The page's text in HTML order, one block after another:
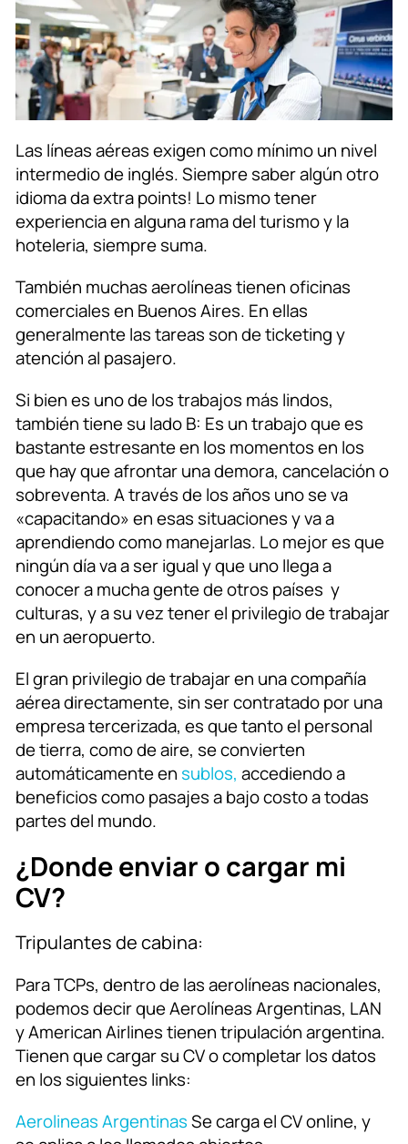
Las líneas aéreas exigen como mínimo un nivel
intermedio de inglés. Siempre saber algún otro
idioma da extra points! Lo mismo tener
experiencia en alguna rama del turismo y la
hoteleria, siempre suma.
También muchas aerolíneas tienen oficinas
comerciales en Buenos Aires. En ellas
generalmente las tareas son de ticketing y
atención al pasajero.
Si bien es uno de los trabajos más lindos,
también tiene su lado B: Es un trabajo que es
bastante estresante en los momentos en los
que hay que afrontar una demora, cancelación o
sobreventa. A través de los años uno se va
«capacitando» en esas situaciones y va a
aprendiendo como manejarlas. Lo mejor es que
ningún día va a ser igual y que uno llega a
conocer a mucha gente de otros países y
culturas, y a su vez tener el privilegio de trabajar
en un aeropuerto.
El gran privilegio de trabajar en una compañía
aérea directamente, sin ser contratado por una
empresa tercerizada, es que tanto el personal
de tierra, como de aire, se convierten
automáticamente en sublos, accediendo a
beneficios como pasajes a bajo costo a todas
partes del mundo.
¿Donde enviar o cargar mi
CV?
Tripulantes de cabina:
Para TCPs, dentro de las aerolíneas nacionales,
podemos decir que Aerolíneas Argentinas, LAN
y American Airlines tienen tripulación argentina.
Tienen que cargar su CV o completar los datos
en los siguientes links:
Aerolineas ArgentinasSe carga el CV online, y